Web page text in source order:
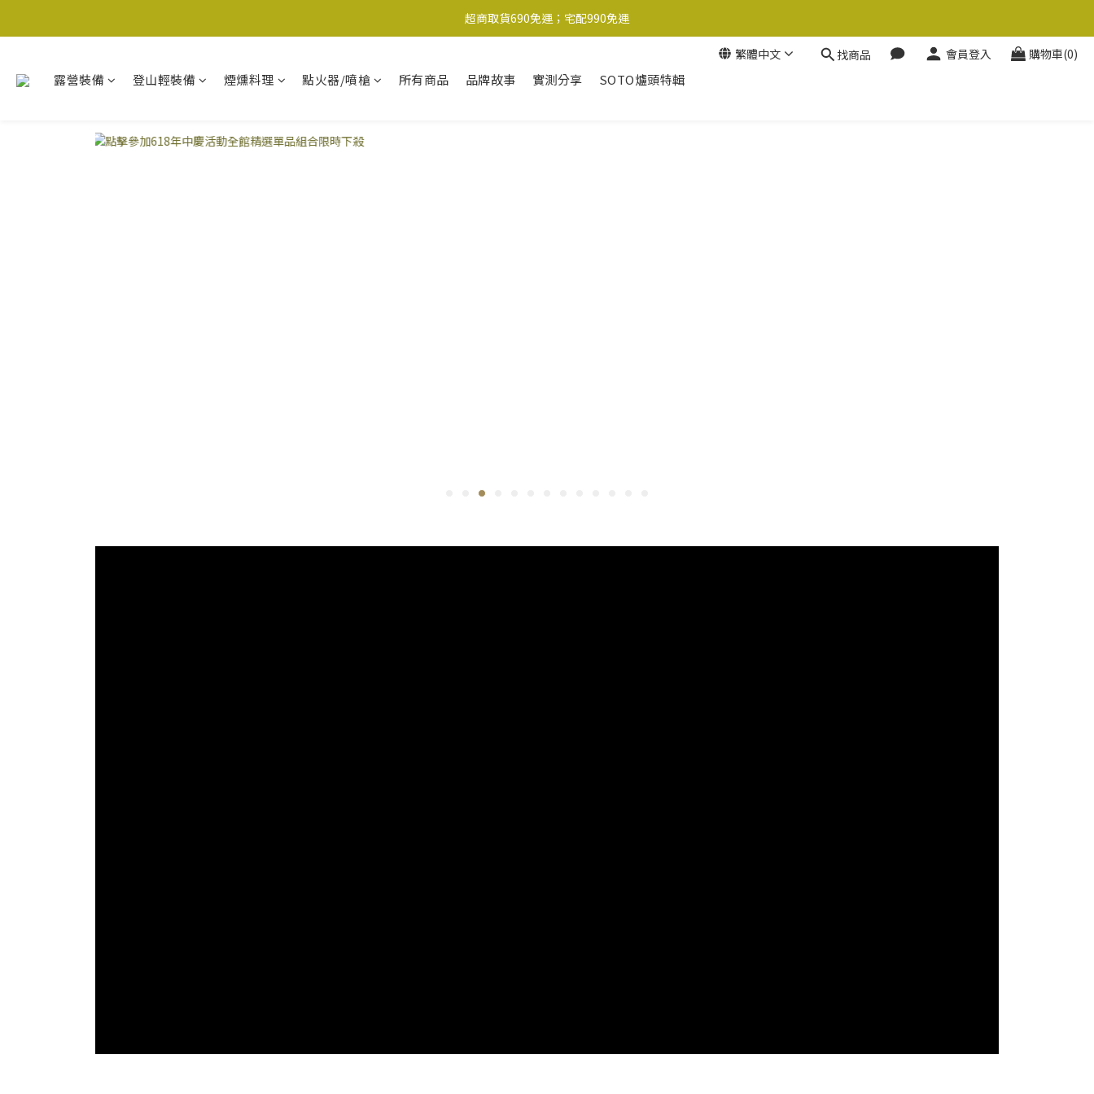
超商取貨690免運；宅配990免運
超商取貨690免運；宅配990免運
超商取貨690免運；宅配990免運
繁體中文 找商品 會員登入 購物車(0)
露營裝備 登山輕裝備 煙燻料理 點火器/噴槍 所有商品 品牌故事 實測分享 SOTO爐頭特輯